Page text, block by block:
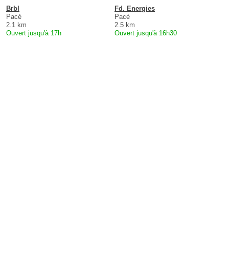
Brbl
Pacé
2.1 km
Ouvert jusqu'à 17h
Fd. Energies
Pacé
2.5 km
Ouvert jusqu'à 16h30